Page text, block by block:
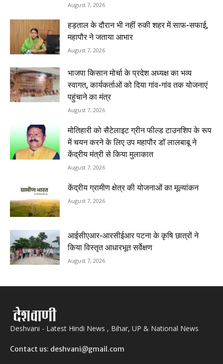
August 7, 2026
हड़ताल के दौरान भी नहीं रुकी शहर में साफ-सफाई,
महापौर ने जताया आभार
August 7, 2026
भाजपा किसान मोर्चा के प्रदेश अध्यक्ष का भव्य
स्वागत, कार्यकर्ताओं को दिया गांव-गांव तक योजनाएं
पहुंचाने का मंत्र
August 7, 2026
मोतिहारी को सैटेलाइट ग्रीन फील्ड टाउनशिप के रूप
में चयन करने के लिए उप महापौर डॉ लालबाबू ने
केंद्रीय मंत्री से किया मुलाकात
August 7, 2026
केंद्रीय ग्रामीण क्षेत्र की योजनाओं का मूल्यांकन
August 7, 2026
आईसीएआर-आरसीईआर पटना के कृषि छात्रों ने
किया विस्तृत आधारभूत सर्वेक्षण
August 7, 2026
Deshvani - Latest Hindi News , Bihar, UP & National News
Contact us: deshvani@gmail.com